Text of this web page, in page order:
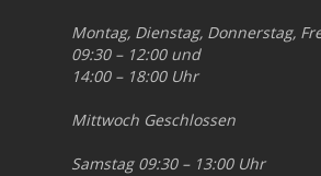
Montag, Dienstag, Donnerstag,
09:30 – 12:00 und
14:00 – 18:00 Uhr
Mittwoch Geschlossen
Samstag 09:30 – 13:00 Uhr